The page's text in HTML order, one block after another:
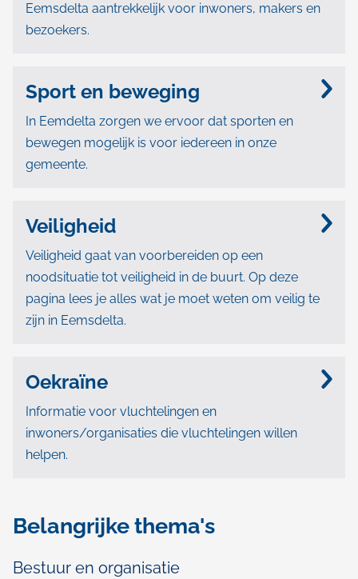
Eemsdelta aantrekkelijk voor inwoners, makers en
bezoekers.
Sport en beweging
In Eemdelta zorgen we ervoor dat sporten en
bewegen mogelijk is voor iedereen in onze
gemeente.
Veiligheid
Veiligheid gaat van voorbereiden op een
noodsituatie tot veiligheid in de buurt. Op deze
pagina lees je alles wat je moet weten om veilig te
zijn in Eemsdelta.
Oekraïne
Informatie voor vluchtelingen en
inwoners/organisaties die vluchtelingen willen
helpen.
Belangrijke thema's
Bestuur en organisatie